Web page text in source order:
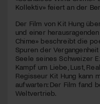
seconds
Kollektiv» feiert an der
Der Film von Kit Hung
und einer
Chime» beschreibt die
Spuren der
Seele seines Schweizer
Kampf um Liebe, Lust,
Regisseur Kit Hung kann
aufwarten: Der Film fand
Weltvertrieb.
Jetzt Mitglied